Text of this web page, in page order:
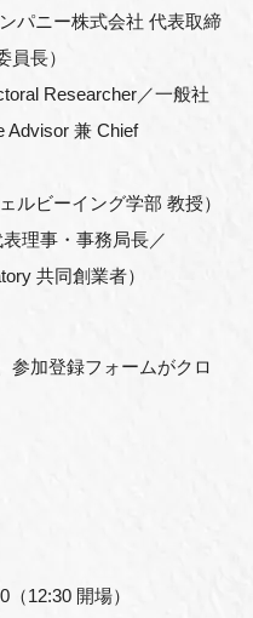
パニー株式会社 代表取締
長）
Researcher／一般社
Advisor 兼 Chief
ルビーイング学部 教授）
理事・事務局長／
共同創業者）
参加登録フォームがクロ
12:30 開場）